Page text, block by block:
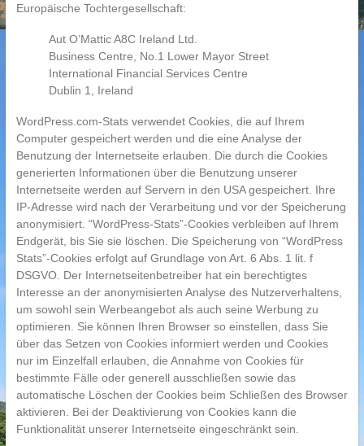
Europäische Tochtergesellschaft:
Aut O’Mattic A8C Ireland Ltd.
Business Centre, No.1 Lower Mayor Street
International Financial Services Centre
Dublin 1, Ireland
WordPress.com-Stats verwendet Cookies, die auf Ihrem
Computer gespeichert werden und die eine Analyse der
Benutzung der Internetseite erlauben. Die durch die Cookies
generierten Informationen über die Benutzung unserer
Internetseite werden auf Servern in den USA gespeichert. Ihre
IP-Adresse wird nach der Verarbeitung und vor der Speicherung
anonymisiert. “WordPress-Stats”-Cookies verbleiben auf Ihrem
Endgerät, bis Sie sie löschen. Die Speicherung von “WordPress
Stats”-Cookies erfolgt auf Grundlage von Art. 6 Abs. 1 lit. f
DSGVO. Der Internetseitenbetreiber hat ein berechtigtes
Interesse an der anonymisierten Analyse des Nutzerverhaltens,
um sowohl sein Werbeangebot als auch seine Werbung zu
optimieren. Sie können Ihren Browser so einstellen, dass Sie
über das Setzen von Cookies informiert werden und Cookies
nur im Einzelfall erlauben, die Annahme von Cookies für
bestimmte Fälle oder generell ausschließen sowie das
automatische Löschen der Cookies beim Schließen des Browser
aktivieren. Bei der Deaktivierung von Cookies kann die
Funktionalität unserer Internetseite eingeschränkt sein.